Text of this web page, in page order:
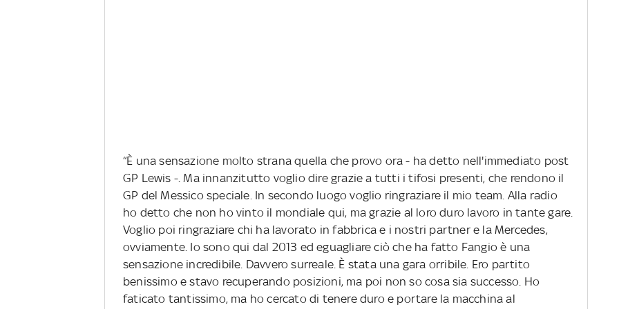
“È una sensazione molto strana quella che provo ora - ha detto nell'immediato post
GP Lewis -. Ma innanzitutto voglio dire grazie a tutti i tifosi presenti, che rendono il
GP del Messico speciale. In secondo luogo voglio ringraziare il mio team. Alla radio
ho detto che non ho vinto il mondiale qui, ma grazie al loro duro lavoro in tante gare.
Voglio poi ringraziare chi ha lavorato in fabbrica e i nostri partner e la Mercedes,
ovviamente. Io sono qui dal 2013 ed eguagliare ciò che ha fatto Fangio è una
sensazione incredibile. Davvero surreale. È stata una gara orribile. Ero partito
benissimo e stavo recuperando posizioni, ma poi non so cosa sia successo. Ho
faticato tantissimo, ma ho cercato di tenere duro e portare la macchina al